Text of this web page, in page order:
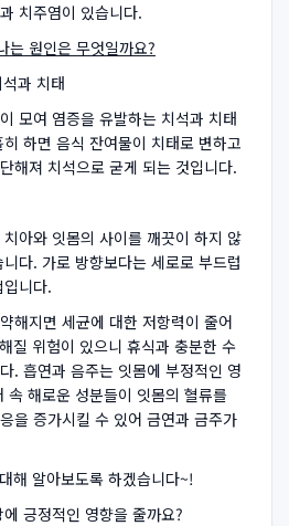
치주염이 있습니다.
는 원인은 무엇일까요?
과 치태
모여 염증을 유발하는 치석과 치태
하면 음식 잔여물이 치태로 변하고
해져 치석으로 굳게 되는 것입니다.
아와 잇몸의 사이를 깨끗이 하지 않
다. 가로 방향보다는 세로로 부드럽
니다.
해지면 세균에 대한 저항력이 줄어
질 위험이 있으니 휴식과 충분한 수
. 흡연과 음주는 잇몸에 부정적인 영
속 해로운 성분들이 잇몸의 혈류를
을 증가시킬 수 있어 금연과 금주가
해 알아보도록 하겠습니다~!
긍정적인 영향을 줄까요?